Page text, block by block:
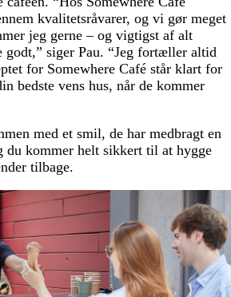
kvalitetsråvarer, og vi gør meget
jeg gerne – og vigtigst af alt
godt,” siger Pau. “Jeg fortæller altid
for Somewhere Café står klart for
bedste vens hus, når de kommer
med et smil, de har medbragt en
du kommer helt sikkert til at hygge
tilbage.